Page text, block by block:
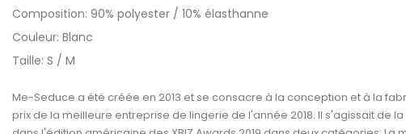
Composition: 90% polyester / 10% élasthanne
Couleur: Blanc
Taille: S / M
Me-Seduce a été créée en 2013 et se consacre à la conception et à la
prix de la meilleure entreprise de lingerie de l'année 2018. Il s'agissait de